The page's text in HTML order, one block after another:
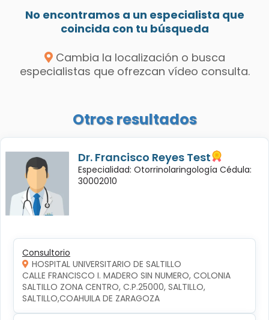
No encontramos a un especialista que
coincida con tu búsqueda
Cambia la localización o busca
especialistas que ofrezcan vídeo consulta.
Otros resultados
Dr. Francisco Reyes Test
Especialidad: Otorrinolaringología Cédula:
30002010
Consultorio
HOSPITAL UNIVERSITARIO DE SALTILLO
CALLE FRANCISCO I. MADERO SIN NUMERO, COLONIA
SALTILLO ZONA CENTRO, C.P.25000, SALTILLO,
SALTILLO,COAHUILA DE ZARAGOZA